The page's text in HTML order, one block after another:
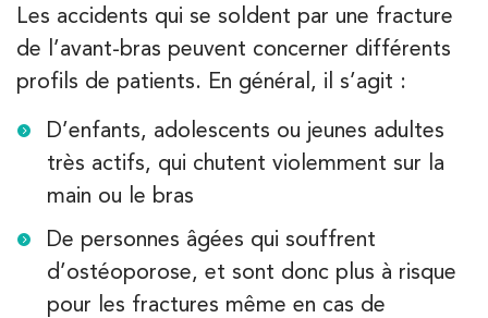
Les accidents qui se soldent par une fracture
de l’avant-bras peuvent concerner différents
profils de patients. En général, il s’agit :
D’enfants, adolescents ou jeunes adultes
très actifs, qui chutent violemment sur la
main ou le bras
De personnes âgées qui souffrent
d’ostéoporose, et sont donc plus à risque
pour les fractures même en cas de
PRENEZ RDV SUR
IK Vanves – 92
5 Rue Monge 92170 Vanves
PRENEZ RDV SUR
PRENEZ RDV SUR